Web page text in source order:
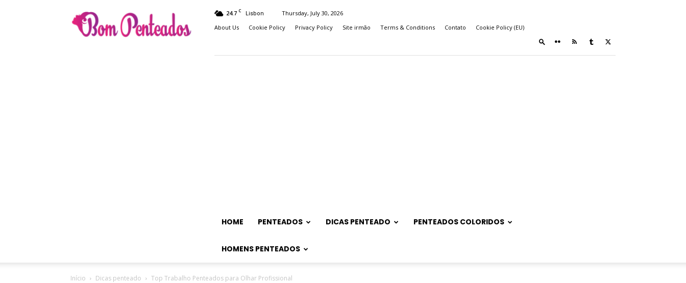
Penteados
24.7 C Lisbon
Thursday, July 30, 2026
About Us
Cookie Policy Privacy Policy Site irmão Terms & Conditions Contato Cookie Policy (EU)
HOME PENTEADOS DICAS PENTEADO PENTEADOS COLORIDOS
HOMENS PENTEADOS
Início Dicas penteado Top Trabalho Penteados para Olhar Profissional